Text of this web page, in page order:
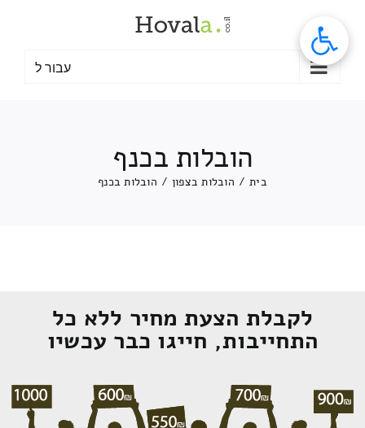
עבור ל
הובלות בכנף
בית / הובלות בצפון / הובלות בכנף
לקבלת הצעת מחיר ללא כל
התחייבות, חייגו כבר עכשיו